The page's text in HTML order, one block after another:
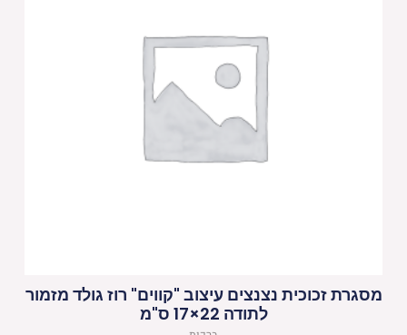
מסגרת זכוכית נצנצים עיצוב "קווים" רוז גולד מזמור
לתודה 22×17 ס"מ